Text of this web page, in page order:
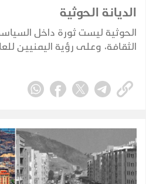
الديانة الحوثية
الحوثية ليست ثورة داخل
الثقافة، وعلى رؤية اليمنيين